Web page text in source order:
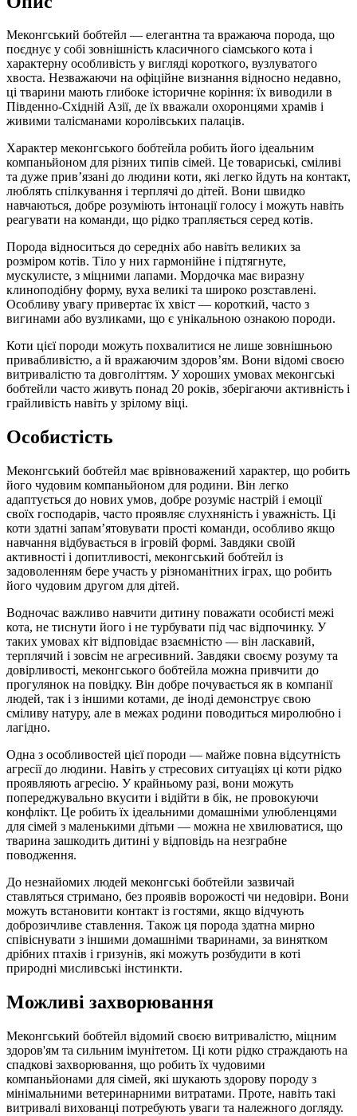
Меконгський бобтейл — елегантна та вражаюча порода, що
поєднує у собі зовнішність класичного сіамського кота і
характерну особливість у вигляді короткого, вузлуватого
хвоста. Незважаючи на офіційне визнання відносно недавно,
ці тварини мають глибоке історичне коріння: їх виводили в
Південно-Східній Азії, де їх вважали охоронцями храмів і
живими талісманами королівських палаців.
Характер меконгського бобтейла робить його ідеальним
компаньйоном для різних типів сімей. Це товариські, сміливі
та дуже прив’язані до людини коти, які легко йдуть на контакт,
люблять спілкування і терплячі до дітей. Вони швидко
навчаються, добре розуміють інтонації голосу і можуть навіть
реагувати на команди, що рідко трапляється серед котів.
Порода відноситься до середніх або навіть великих за
розміром котів. Тіло у них гармонійне і підтягнуте,
мускулисте, з міцними лапами. Мордочка має виразну
клиноподібну форму, вуха великі та широко розставлені.
Особливу увагу привертає їх хвіст — короткий, часто з
вигинами або вузликами, що є унікальною ознакою породи.
Коти цієї породи можуть похвалитися не лише зовнішньою
привабливістю, а й вражаючим здоров’ям. Вони відомі своєю
витривалістю та довголіттям. У хороших умовах меконгські
бобтейли часто живуть понад 20 років, зберігаючи активність і
грайливість навіть у зрілому віці.
Особистість
Меконгський бобтейл має врівноважений характер, що робить
його чудовим компаньйоном для родини. Він легко
адаптується до нових умов, добре розуміє настрій і емоції
своїх господарів, часто проявляє слухняність і уважність. Ці
коти здатні запам’ятовувати прості команди, особливо якщо
навчання відбувається в ігровій формі. Завдяки своїй
активності і допитливості, меконгський бобтейл із
задоволенням бере участь у різноманітних іграх, що робить
його чудовим другом для дітей.
Водночас важливо навчити дитину поважати особисті межі
кота, не тиснути його і не турбувати під час відпочинку. У
таких умовах кіт відповідає взаємністю — він ласкавий,
терплячий і зовсім не агресивний. Завдяки своєму розуму та
довірливості, меконгського бобтейла можна привчити до
прогулянок на повідку. Він добре почувається як в компанії
людей, так і з іншими котами, де іноді демонструє свою
сміливу натуру, але в межах родини поводиться миролюбно і
лагідно.
Одна з особливостей цієї породи — майже повна відсутність
агресії до людини. Навіть у стресових ситуаціях ці коти рідко
проявляють агресію. У крайньому разі, вони можуть
попереджувально вкусити і відійти в бік, не провокуючи
конфлікт. Це робить їх ідеальними домашніми улюбленцями
для сімей з маленькими дітьми — можна не хвилюватися, що
тварина зашкодить дитині у відповідь на незграбне
поводження.
До незнайомих людей меконгські бобтейли зазвичай
ставляться стримано, без проявів ворожості чи недовіри. Вони
можуть встановити контакт із гостями, якщо відчують
доброзичливе ставлення. Також ця порода здатна мирно
співіснувати з іншими домашніми тваринами, за винятком
дрібних птахів і гризунів, які можуть розбудити в коті
природні мисливські інстинкти.
Можливі захворювання
Меконгський бобтейл відомий своєю витривалістю, міцним
здоров'ям та сильним імунітетом. Ці коти рідко страждають на
спадкові захворювання, що робить їх чудовими
компаньйонами для сімей, які шукають здорову породу з
мінімальними ветеринарними витратами. Проте, навіть такі
витривалі вихованці потребують уваги та належного догляду.